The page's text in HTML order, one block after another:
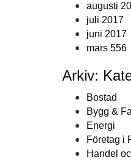
augusti
juli 2017
juni 2017
mars 556
Arkiv:
Bostad
Bygg &
Energi
Företag i
Handel